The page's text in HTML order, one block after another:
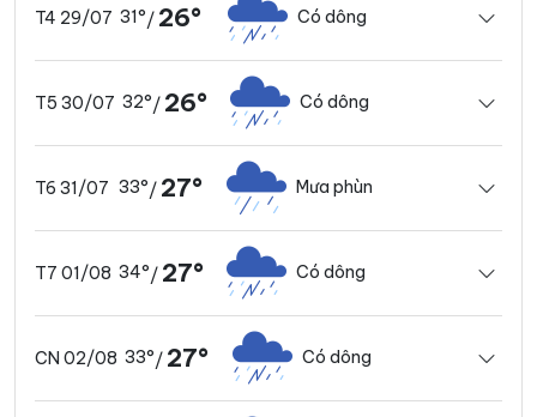
T4 29/07 31°/ 26° Có dông
T5 30/07 32°/ 26° Có dông
T6 31/07 33°/ 27° Mưa phùn
T7 01/08 34°/ 27° Có dông
CN 02/08 33°/ 27° Có dông